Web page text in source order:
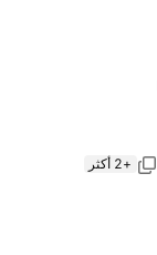
+2 أكثر